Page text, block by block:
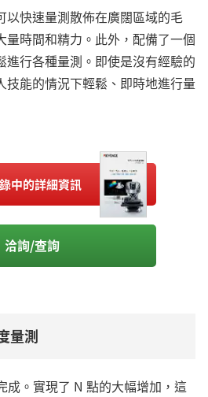
以快速量測散佈在廣闊區域的毛
量時間和精力。此外，配備了一個
進行各種量測。即使是沒有經驗的
技能的情況下輕鬆、即時地進行量
中的詳細資訊
洽詢/查詢
量測
成。實現了 N 點的大幅增加，這